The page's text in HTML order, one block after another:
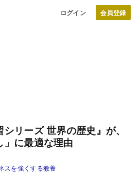
ログイン
シリーズ 世界の歴史』が、
に最適な理由
スを強くする教養